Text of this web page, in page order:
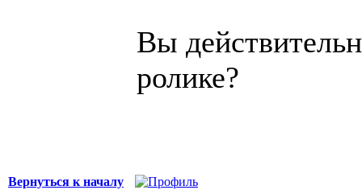
Вы
ролике?
Вернуться к началу